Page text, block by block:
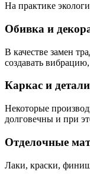
На практике
Обивка и
В качестве замен
создавать
Каркас и
Некоторые
долговечны и при
Отделочные
Лаки, краски,